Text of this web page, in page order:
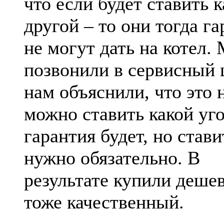
другой – то они тогда
не могут дать на
позвонили в сервисный
нам объяснили, что это
можно ставить какой
гарантия будет, но
нужно обязательно. В
результате купили
тоже качественный.